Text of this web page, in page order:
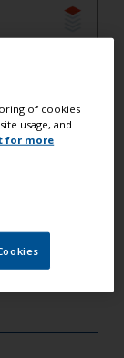
of cookies
usage, and
for more